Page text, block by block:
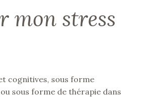
mon stress
cognitives, sous forme
sous forme de thérapie dans